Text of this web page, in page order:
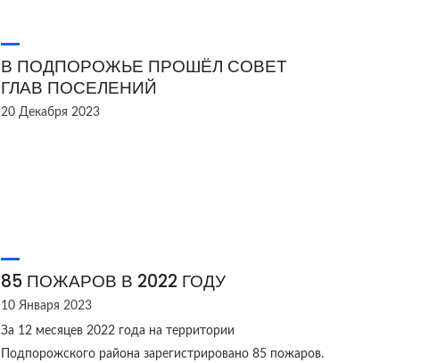
В ПОДПОРОЖЬЕ ПРОШЁЛ СОВЕТ
ГЛАВ ПОСЕЛЕНИЙ
20 Декабря 2023
85 ПОЖАРОВ В 2022 ГОДУ
10 Января 2023
За 12 месяцев 2022 года на территории
Подпорожского района зарегистрировано 85 пожаров.